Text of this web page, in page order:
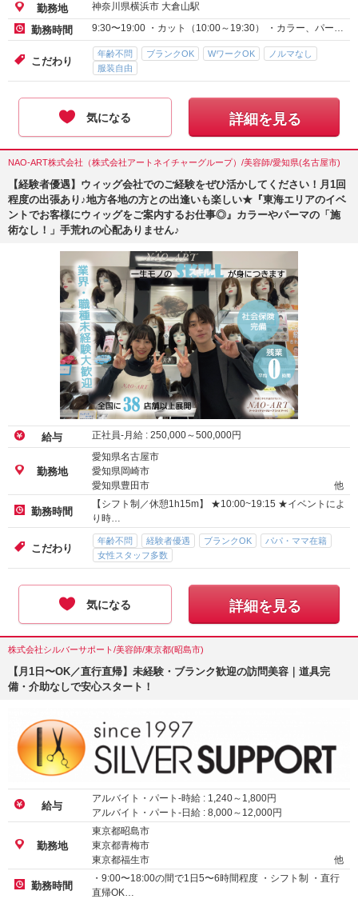
勤務地 神奈川県横浜市 大倉山駅
勤務時間 9:30〜19:00 ・カット（10:00～19:30） ・カラー、パー…
こだわり
年齢不問 ブランクOK WワークOK
ノルマなし
服装自由
気になる 詳細を見る
NAO-ART株式会社（株式会社アートネイチャーグループ）/美容師/愛知県(名古屋市)
【経験者優遇】ウィッグ会社でのご経験をぜひ活かしてください！月1回
程度の出張あり♪地方各地の方との出逢いも楽しい★『東海エリアのイベ
ントでお客様にウィッグをご案内するお仕事◎』カラーやパーマの「施
術なし！」手荒れの心配ありません♪
給与 正社員-月給 : 250,000～500,000円
勤務地
愛知県名古屋市
愛知県岡崎市
愛知県豊田市
他
勤務時間
【シフト制／休憩1h15m】 ★10:00~19:15 ★イベントによ
り時…
こだわり
年齢不問 経験者優遇 ブランクOK
パパ・ママ在籍
女性スタッフ多数
気になる 詳細を見る
株式会社シルバーサポート/美容師/東京都(昭島市)
【月1日〜OK／直行直帰】未経験・ブランク歓迎の訪問美容｜道具完
備・介助なしで安心スタート！
給与
アルバイト・パート-時給 : 1,240～ 1,800円
アルバイト・パート-日給 : 8,000～ 12,000円
勤務地
東京都昭島市
東京都青梅市
東京都福生市
他
勤務時間
・9:00〜18:00の間で1日5〜6時間程度 ・シフト制 ・直行
直帰OK…